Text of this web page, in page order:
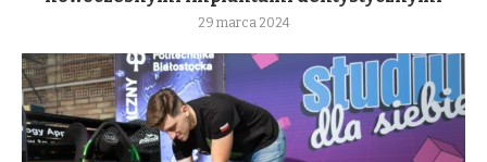
29 marca 2024